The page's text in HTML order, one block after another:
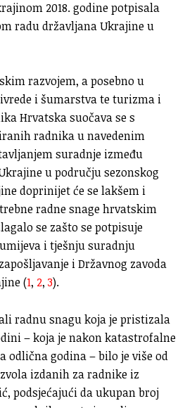
2018. godine potpisala
radu državljana Ukrajine u
razvojem, a posebno u
i šumarstva te turizma i
Hrvatska suočava se s
radnika u navedenim
suradnje između
u području sezonskog
doprinijet će se lakšem i
radne snage hrvatskim
se zašto se potpisuje
i tješnju suradnju
i Državnog zavoda
(1, 2, 3).
radnu snagu koja je pristizala
– koja je nakon katastrofalne
odlična godina – bilo je više od
izdanih za radnike iz
podsjećajući da ukupan broj